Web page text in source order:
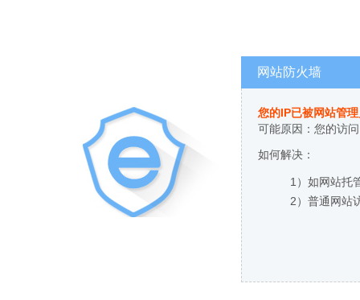
网站防火墙
您的IP已被网站管
可能原因：您的访
如何解决：
1）如网站托
2）普通网站